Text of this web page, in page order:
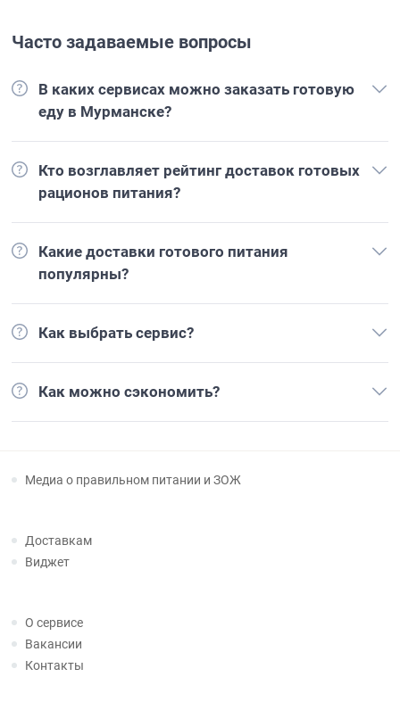
Часто задаваемые вопросы
В каких сервисах можно заказать готовую
еду в Мурманске?
Кто возглавляет рейтинг доставок готовых
рационов питания?
Какие доставки готового питания
популярны?
Как выбрать сервис?
Как можно сэкономить?
Медиа о правильном питании и ЗОЖ
Доставкам
Виджет
О сервисе
Вакансии
Контакты